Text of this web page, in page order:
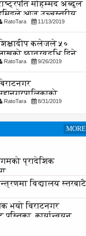
मोहम्मद अब्दुल
आज उच्चस्तरीय
गर्नु हुदै,
RatoTara 11/13/2019
कलेजले ५०
छात्रवृद्धि दिने
RatoTara 9/26/2019
-सुचना
RatoTara 8/31/2019
MORE
प्रादेशिक
विद्यालय स्तरबाटै
भयो विराटनगर